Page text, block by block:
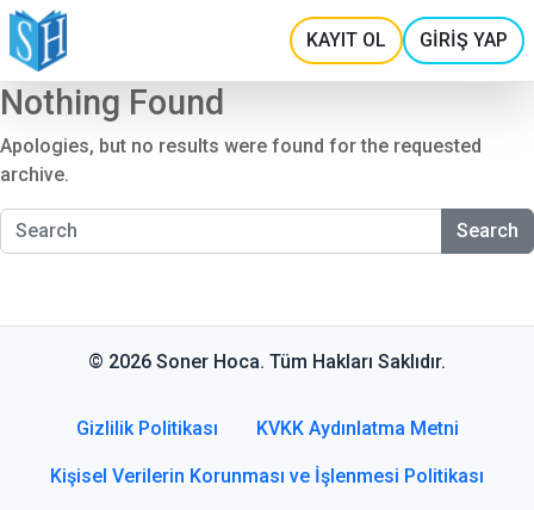
KAYIT OL GİRİŞ YAP
Nothing Found
Apologies, but no results were found for the requested
archive.
Search
© 2026 Soner Hoca. Tüm Hakları Saklıdır.
Gizlilik Politikası KVKK Aydınlatma Metni
Kişisel Verilerin Korunması ve İşlenmesi Politikası